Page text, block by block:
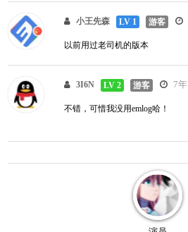
小王先森 LV 1 游客
以前用过老司机的版本
3I6N LV 2 游客 7
不错，可惜我没用emlog哈！